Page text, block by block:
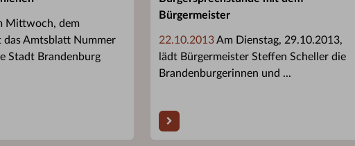
Mittwoch, dem
das Amtsblatt Nummer
Stadt Brandenburg
Bürgermeister
22.10.2013Am Dienstag, 29.10.2013,
lädt Bürgermeister Steffen Scheller die
Brandenburgerinnen und ...